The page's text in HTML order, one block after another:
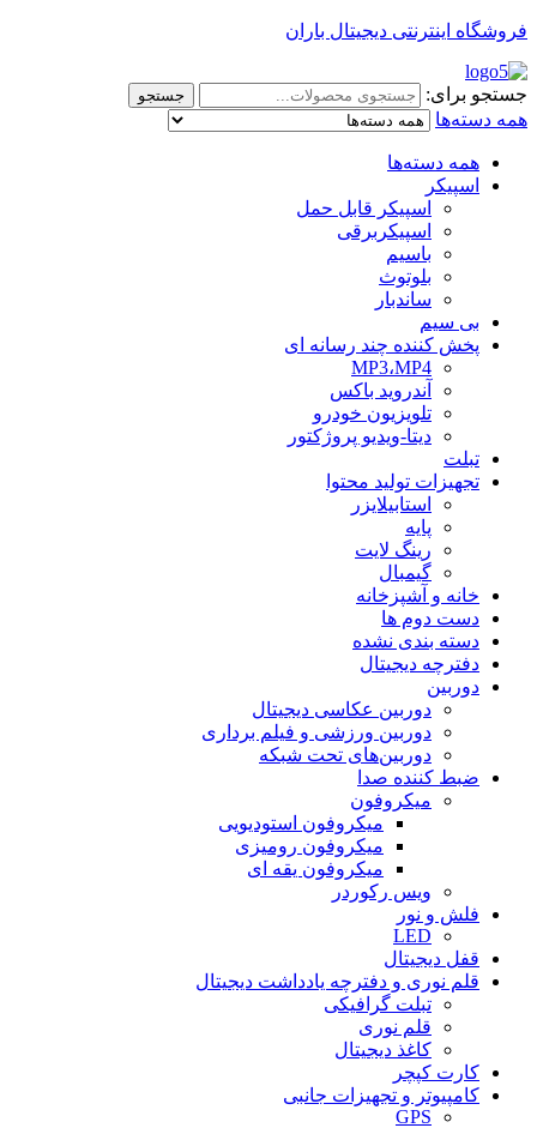
فروشگاه اینترنتی دیجیتال باران
جستجو برای: جستجو
همه دسته‌ها
همه دسته‌ها
اسپیکر
اسپیکر قابل حمل
اسپیکربرقی
باسیم
بلوتوث
ساندبار
بی سیم
پخش کننده چند رسانه ای
MP3،MP4
آندروید باکس
تلویزیون خودرو
دیتا-ویدیو پروژکتور
تبلت
تجهیزات تولید محتوا
استابیلایزر
پایه
رینگ لایت
گیمبال
خانه و آشپزخانه
دست دوم ها
دسته بندی نشده
دفترچه دیجیتال
دوربین
دوربین عکاسی دیجیتال
دوربین‌ ورزشی و فیلم برداری
دوربین‌های تحت شبکه
ضبط کننده صدا
میکروفون
میکروفون استودیویی
میکروفون رومیزی
میکروفون یقه ای
ویس رکوردر
فلش و نور
LED
قفل دیجیتال
قلم نوری و دفترچه یادداشت دیجیتال
تبلت گرافیکی
قلم نوری
کاغذ دیجیتال
کارت کپچر
کامپیوتر و تجهیزات جانبی
GPS